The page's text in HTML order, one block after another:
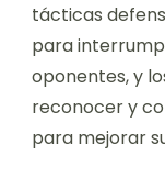
tácticas
para
oponentes, y
reconocer y
para mejorar